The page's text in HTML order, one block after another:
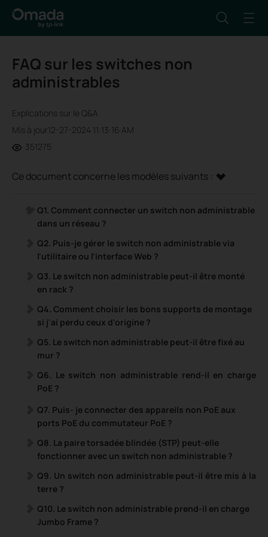
FAQ sur les switches non
administrables
Explications sur le Q&A
Mis à jour12-27-2024 11:13:16 AM
351275
Ce document concerne les modèles suivants :
Q1. Comment connecter un switch non administrable
dans un réseau ?
Q2. Puis-je gérer le switch non administrable via
l'utilitaire ou l'interface Web ?
Q3. Le switch non administrable peut-il être monté
en rack ?
Q4. Comment choisir les bons supports de montage
si j'ai perdu ceux d'origine ?
Q5. Le switch non administrable peut-il être fixé au
mur ?
Q6. Le switch non administrable rend-il en charge
PoE ?
Q7. Puis- je connecter des appareils non PoE aux
ports PoE du commutateur PoE ?
Q8. La paire torsadée blindée (STP) peut-elle
fonctionner avec un switch non administrable ?
Q9. Un switch non administrable peut-il être mis à la
terre ?
Q10. Le switch non administrable prend-il en charge
Jumbo Frame ?